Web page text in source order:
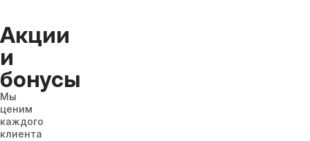
Акции
и
бонусы
Мы
ценим
каждого
клиента